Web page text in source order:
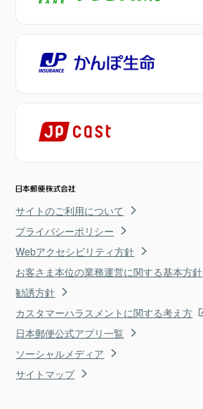
サイトのご利用について
プライバシーポリシー
Webアクセシビリティ方針
お客さま本位の業務運営に関する基本方針
勧誘方針
カスタマーハラスメントに関する考え方
日本郵便公式アプリ一覧
ソーシャルメディア
サイトマップ